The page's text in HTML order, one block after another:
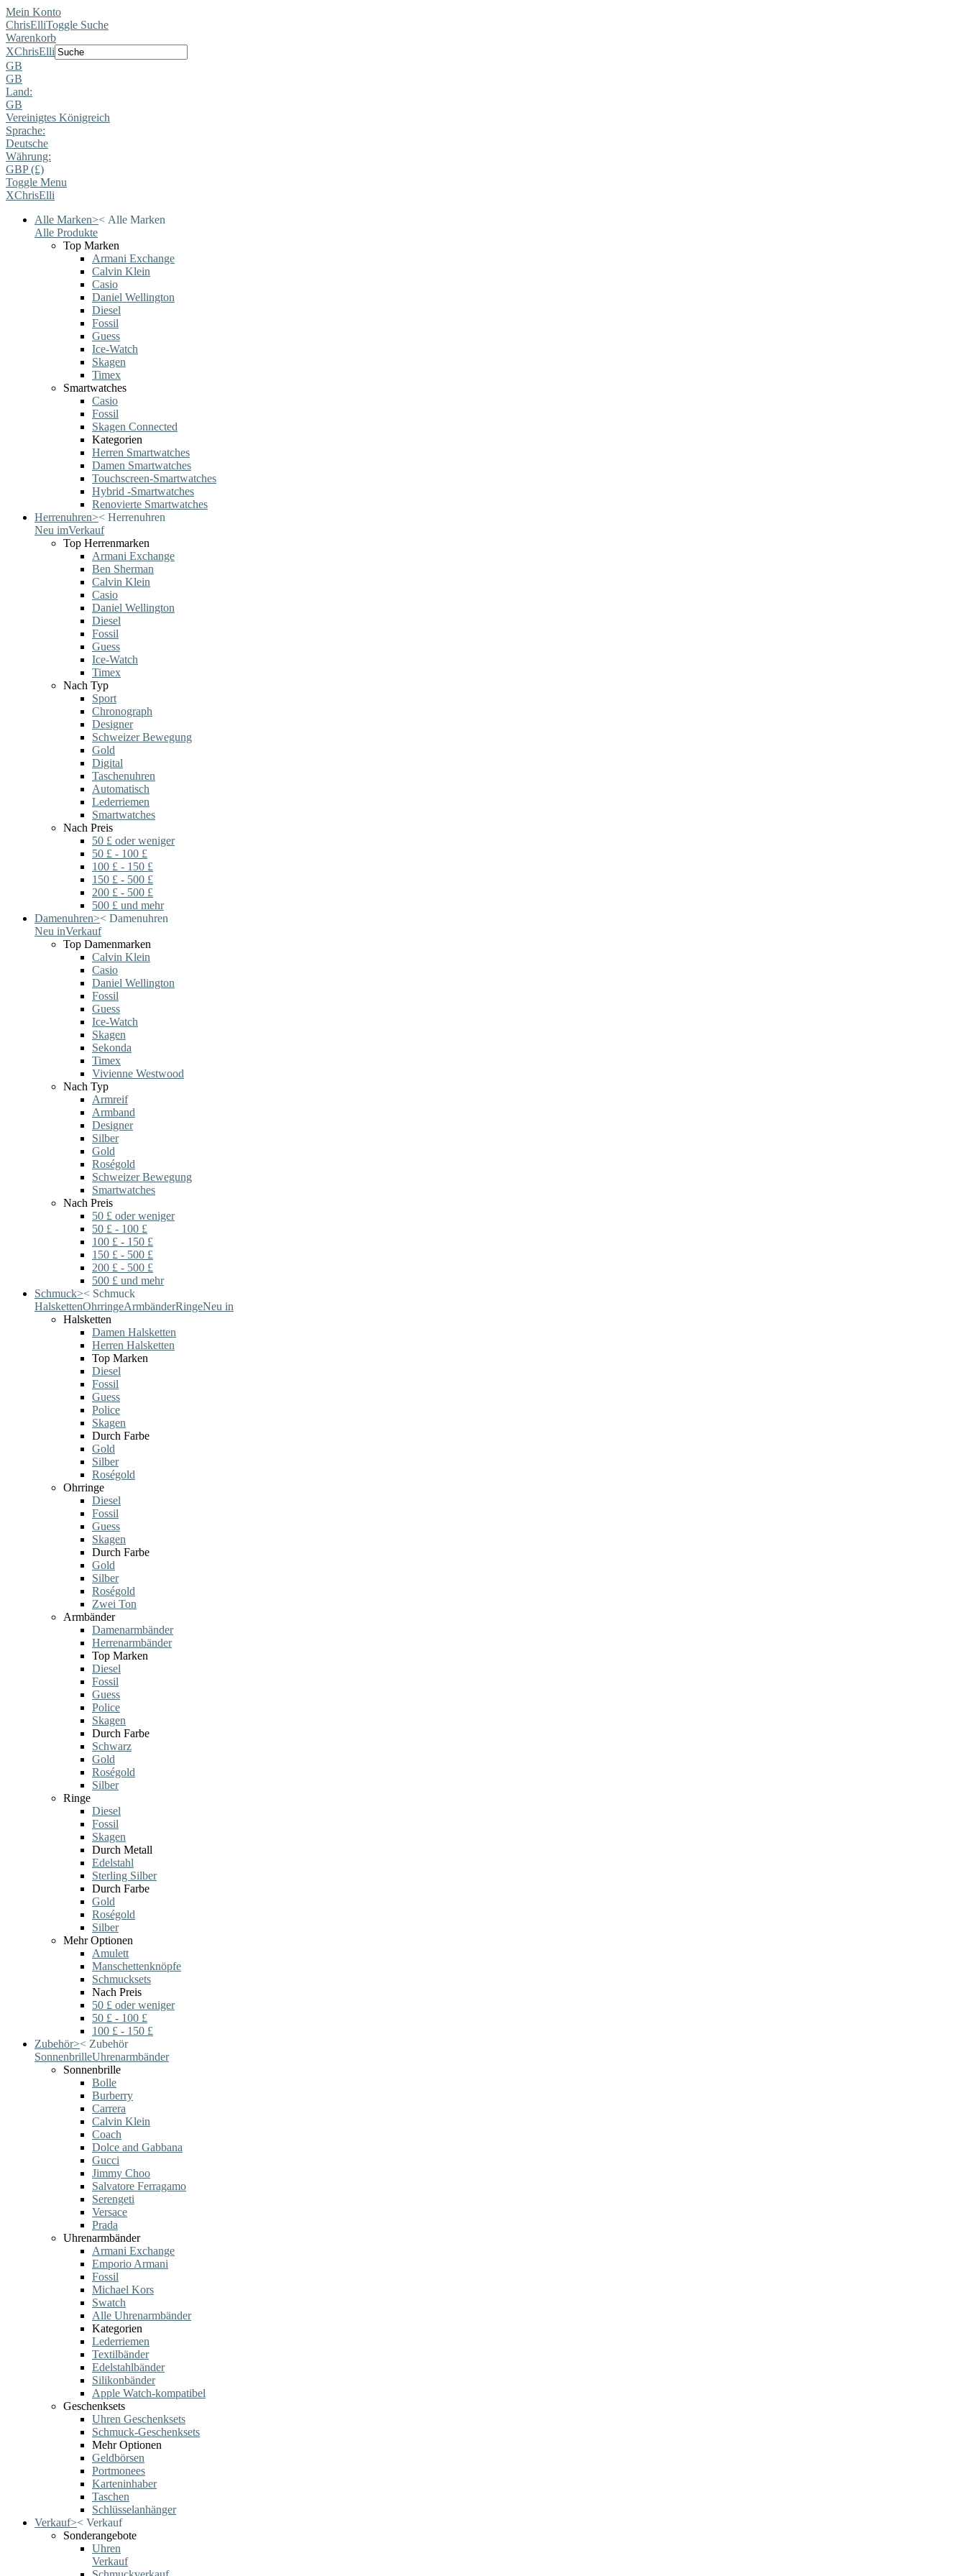
Mein Konto
ChrisElliToggle Suche
Warenkorb
XChrisElli
GB
GB
Land:
GB
Vereinigtes Königreich
Sprache:
Deutsche
Währung:
GBP (£)
Toggle Menu
XChrisElli
Alle Marken>< Alle Marken
Alle Produkte
Top Marken
Armani Exchange
Calvin Klein
Casio
Daniel Wellington
Diesel
Fossil
Guess
Ice-Watch
Skagen
Timex
Smartwatches
Casio
Fossil
Skagen Connected
Kategorien
Herren Smartwatches
Damen Smartwatches
Touchscreen-Smartwatches
Hybrid -Smartwatches
Renovierte Smartwatches
Herrenuhren>< Herrenuhren
Neu imVerkauf
Top Herrenmarken
Armani Exchange
Ben Sherman
Calvin Klein
Casio
Daniel Wellington
Diesel
Fossil
Guess
Ice-Watch
Timex
Nach Typ
Sport
Chronograph
Designer
Schweizer Bewegung
Gold
Digital
Taschenuhren
Automatisch
Lederriemen
Smartwatches
Nach Preis
50 £ oder weniger
50 £ - 100 £
100 £ - 150 £
150 £ - 500 £
200 £ - 500 £
500 £ und mehr
Damenuhren>< Damenuhren
Neu inVerkauf
Top Damenmarken
Calvin Klein
Casio
Daniel Wellington
Fossil
Guess
Ice-Watch
Skagen
Sekonda
Timex
Vivienne Westwood
Nach Typ
Armreif
Armband
Designer
Silber
Gold
Roségold
Schweizer Bewegung
Smartwatches
Nach Preis
50 £ oder weniger
50 £ - 100 £
100 £ - 150 £
150 £ - 500 £
200 £ - 500 £
500 £ und mehr
Schmuck>< Schmuck
HalskettenOhrringeArmbänderRingeNeu in
Halsketten
Damen Halsketten
Herren Halsketten
Top Marken
Diesel
Fossil
Guess
Police
Skagen
Durch Farbe
Gold
Silber
Roségold
Ohrringe
Diesel
Fossil
Guess
Skagen
Durch Farbe
Gold
Silber
Roségold
Zwei Ton
Armbänder
Damenarmbänder
Herrenarmbänder
Top Marken
Diesel
Fossil
Guess
Police
Skagen
Durch Farbe
Schwarz
Gold
Roségold
Silber
Ringe
Diesel
Fossil
Skagen
Durch Metall
Edelstahl
Sterling Silber
Durch Farbe
Gold
Roségold
Silber
Mehr Optionen
Amulett
Manschettenknöpfe
Schmucksets
Nach Preis
50 £ oder weniger
50 £ - 100 £
100 £ - 150 £
Zubehör>< Zubehör
SonnenbrilleUhrenarmbänder
Sonnenbrille
Bolle
Burberry
Carrera
Calvin Klein
Coach
Dolce and Gabbana
Gucci
Jimmy Choo
Salvatore Ferragamo
Serengeti
Versace
Prada
Uhrenarmbänder
Armani Exchange
Emporio Armani
Fossil
Michael Kors
Swatch
Alle Uhrenarmbänder
Kategorien
Lederriemen
Textilbänder
Edelstahlbänder
Silikonbänder
Apple Watch-kompatibel
Geschenksets
Uhren Geschenksets
Schmuck-Geschenksets
Mehr Optionen
Geldbörsen
Portmonees
Karteninhaber
Taschen
Schlüsselanhänger
Verkauf>< Verkauf
Sonderangebote
Uhren
Verkauf